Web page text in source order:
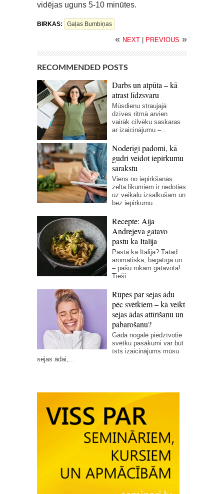
vidējas uguns 5-10 minūtes.
BIRKAS: Gaļas Bumbiņas
« NEXT PREVIOUS »
RECOMMENDED POSTS
Darbs un atpūta – kā
atrast līdzsvaru
Mūsdienu straujajā
dzīves ritmā arvien
vairāk cilvēku saskaras
ar izaicinājumu –...
Noderīgi padomi, kā
gudri veidot iepirkumu
sarakstu
Viens no iepirkšanās
zelta likumiem ir nedoties
uz veikalu izsalkušam un
bez iepirkumu...
Recepte: Aija
Andrejeva gatavo
pastu kā Itālijā
Pasta kā Itālijā? Tātad
aromātiska, bagātīga un
– pašu rokām gatavota!
Tieši...
Rūpes par sejas ādu
pēc svētkiem – kā veikt
sejas ādas attīrīšanu un
pabarošanu?
Gada nogalē piedzīvotie
svētku pasākumi var būt
īsts izaicinājums mūsu
sejas ādai,...